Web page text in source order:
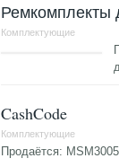
Ремкомплекты
Комплектующие
CashCode
Комплектующие
Продаётся: